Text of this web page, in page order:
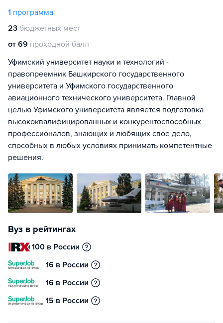
1 программа
23 бюджетных мест
от 69 проходной балл
Уфимский университет науки и технологий -
правопреемник Башкирского государственного
университета и Уфимского государственного
авиационного технического университета. Главной
целью Уфимского университета является подготовка
высококвалифицированных и конкурентоспособных
профессионалов, знающих и любящих свое дело,
способных в любых условиях принимать компетентные
решения.
Вуз в рейтингах
100 в России
16 в России
16 в России
15 в России